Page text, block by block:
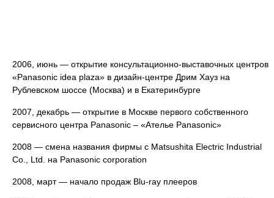
2006, июнь — открытие консультационно-выставочных центров
«Panasonic idea plaza» в дизайн-центре Дрим Хауз на
Рублевском шоссе (Москва) и в Екатеринбурге
2007, декабрь — открытие в Москве первого собственного
сервисного центра Panasonic – «Ателье Panasonic»
2008 — смена названия фирмы с Matsushita Electric Industrial
Co., Ltd. на Panasonic corporation
2008, март — начало продаж Blu-ray плееров